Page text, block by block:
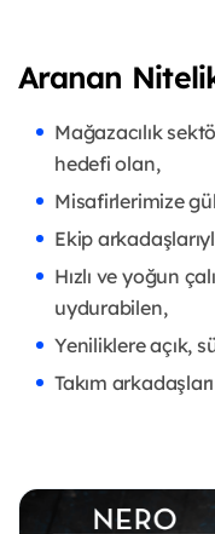
Aranan
Mağazacılık
hedefi olan,
Misafirlerimize
Ekip
Hızlı ve yoğun
uydurabilen,
Yeniliklere açık,
Takım